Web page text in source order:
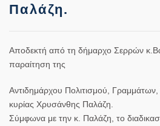
Παλάζη.
Αποδεκτή από τη δήμαρχο Σερρών
παραίτηση της
Αντιδημάρχου Πολιτισμού, Γραμμάτων,
κυρίας Χρυσάνθης Παλάζη.
Σύμφωνα με την κ. Παλάζη, το